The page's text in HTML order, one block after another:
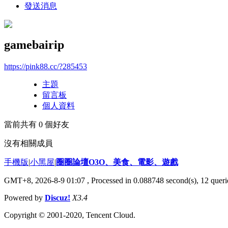
發送消息
gamebairip
https://pink88.cc/?285453
主題
留言板
個人資料
當前共有 0 個好友
沒有相關成員
手機版|小黑屋|圈圈論壇O3O、美食、電影、遊戲
GMT+8, 2026-8-9 01:07 , Processed in 0.088748 second(s), 12
Powered by Discuz! X3.4
Copyright © 2001-2020, Tencent Cloud.